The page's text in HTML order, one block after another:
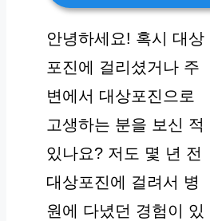
안녕하세요! 혹시 대상
포진에 걸리셨거나 주
변에서 대상포진으로
고생하는 분을 보신 적
있나요? 저도 몇 년 전
대상포진에 걸려서 병
원에 다녔던 경험이 있